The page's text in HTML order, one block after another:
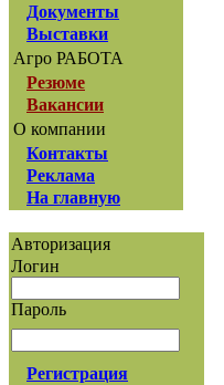
Документы
Выставки
Агро РАБОТА
Резюме
Вакансии
О компании
Контакты
Реклама
На главную
Авторизация
Логин
Пароль
Регистрация